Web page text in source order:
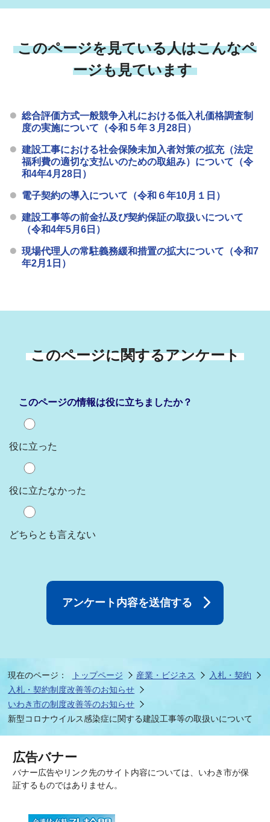
このページを見ている人はこんなペ
ージも見ています
総合評価方式一般競争入札における低入札価格調査制
度の実施について（令和５年３月28日）
建設工事における社会保険未加入者対策の拡充（法定
福利費の適切な支払いのための取組み）について（令
和4年4月28日）
電子契約の導入について（令和６年10月１日）
建設工事等の前金払及び契約保証の取扱いについて
（令和4年5月6日）
現場代理人の常駐義務緩和措置の拡大について（令和7
年2月1日）
このページに関するアンケート
このページの情報は役に立ちましたか？
役に立った
役に立たなかった
どちらとも言えない
現在のページ： トップページ 産業・ビジネス
入札・契約
入札・契約制度改善等のお知らせ
いわき市の制度改善等のお知らせ
新型コロナウイルス感染症に関する建設工事等の取扱いについて
広告バナー
バナー広告やリンク先のサイト内容については、いわき市が保
証するものではありません。